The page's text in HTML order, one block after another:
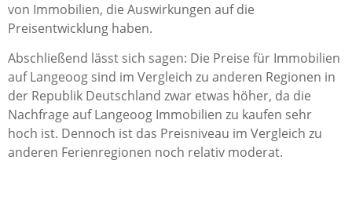
von Immobilien, die Auswirkungen auf die
Preisentwicklung haben.
Abschließend lässt sich sagen: Die Preise für Immobilien
auf Langeoog sind im Vergleich zu anderen Regionen in
der Republik Deutschland zwar etwas höher, da die
Nachfrage auf Langeoog Immobilien zu kaufen sehr
hoch ist. Dennoch ist das Preisniveau im Vergleich zu
anderen Ferienregionen noch relativ moderat.